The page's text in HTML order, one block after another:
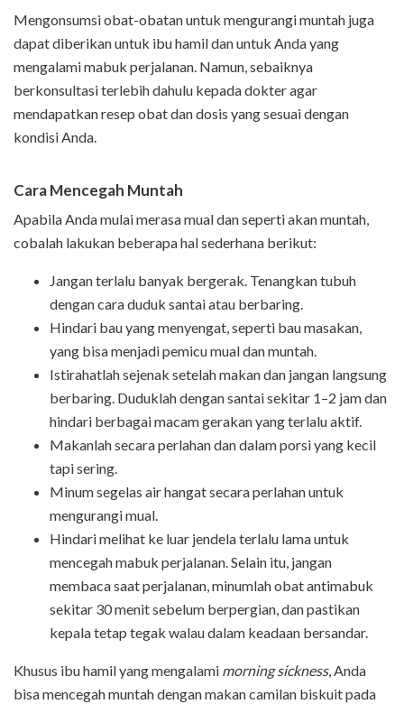
Mengonsumsi obat-obatan untuk mengurangi muntah juga
dapat diberikan untuk ibu hamil dan untuk Anda yang
mengalami mabuk perjalanan. Namun, sebaiknya
berkonsultasi terlebih dahulu kepada dokter agar
mendapatkan resep obat dan dosis yang sesuai dengan
kondisi Anda.
Cara Mencegah Muntah
Apabila Anda mulai merasa mual dan seperti akan muntah,
cobalah lakukan beberapa hal sederhana berikut:
Jangan terlalu banyak bergerak. Tenangkan tubuh
dengan cara duduk santai atau berbaring.
Hindari bau yang menyengat, seperti bau masakan,
yang bisa menjadi pemicu mual dan muntah.
Istirahatlah sejenak setelah makan dan jangan langsung
berbaring. Duduklah dengan santai sekitar 1–2 jam dan
hindari berbagai macam gerakan yang terlalu aktif.
Makanlah secara perlahan dan dalam porsi yang kecil
tapi sering.
Minum segelas air hangat secara perlahan untuk
mengurangi mual.
Hindari melihat ke luar jendela terlalu lama untuk
mencegah mabuk perjalanan. Selain itu, jangan
membaca saat perjalanan, minumlah obat antimabuk
sekitar 30 menit sebelum berpergian, dan pastikan
kepala tetap tegak walau dalam keadaan bersandar.
Khusus ibu hamil yang mengalami morning sickness, Anda
bisa mencegah muntah dengan makan camilan biskuit pada